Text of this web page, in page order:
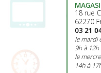
18 rue
62270
03 21
le mardi
9h à
le
14h à